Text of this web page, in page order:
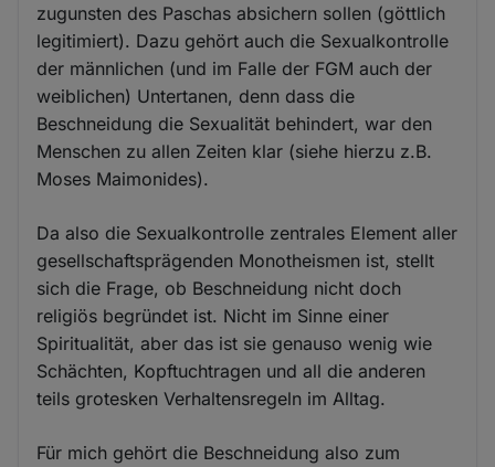
zugunsten des Paschas absichern sollen (göttlich
legitimiert). Dazu gehört auch die Sexualkontrolle
der männlichen (und im Falle der FGM auch der
weiblichen) Untertanen, denn dass die
Beschneidung die Sexualität behindert, war den
Menschen zu allen Zeiten klar (siehe hierzu z.B.
Moses Maimonides).
Da also die Sexualkontrolle zentrales Element aller
gesellschaftsprägenden Monotheismen ist, stellt
sich die Frage, ob Beschneidung nicht doch
religiös begründet ist. Nicht im Sinne einer
Spiritualität, aber das ist sie genauso wenig wie
Schächten, Kopftuchtragen und all die anderen
teils grotesken Verhaltensregeln im Alltag.
Für mich gehört die Beschneidung also zum